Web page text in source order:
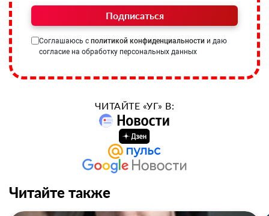
Подписаться
Соглашаюсь с политикой конфиденциальности и даю
согласие на обработку персональных данных
ЧИТАЙТЕ «УГ» В:
Читайте также